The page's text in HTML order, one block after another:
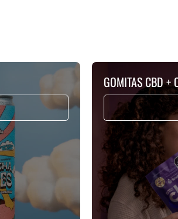
GOMITAS CBD +